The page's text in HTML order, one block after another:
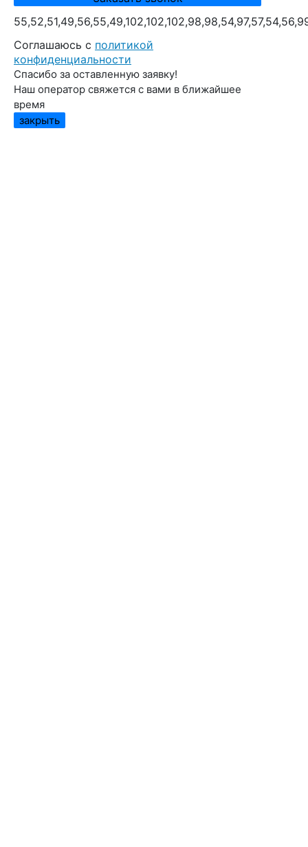
Cоглашаюсь с политикой
конфиденциальности
Спасибо за оставленную заявку!
Наш оператор свяжется с вами в ближайшее
время
закрыть